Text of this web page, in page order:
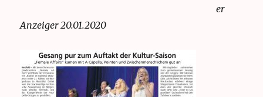
er
Anzeiger 20.01.2020